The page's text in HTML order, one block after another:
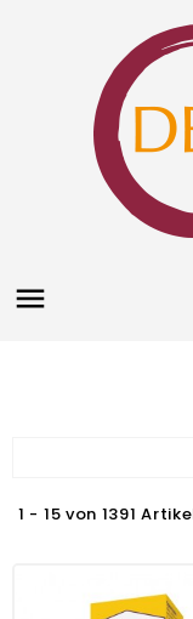

1 - 15 von 1391